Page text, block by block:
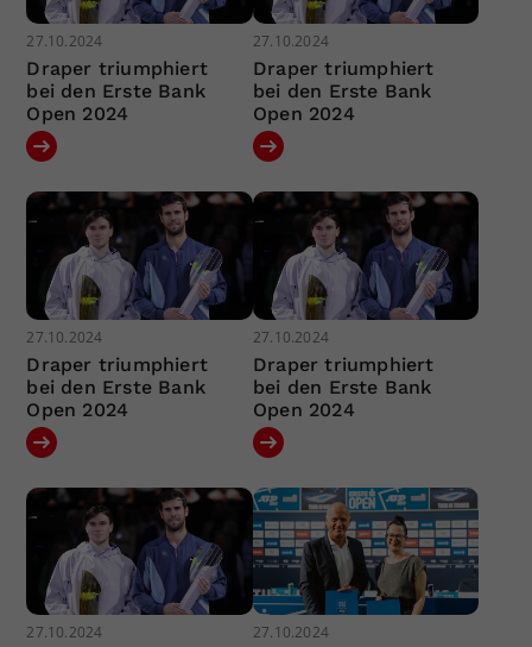
27.10.2024
Draper triumphiert
bei den Erste Bank
Open 2024
27.10.2024
Draper triumphiert
bei den Erste Bank
Open 2024
27.10.2024
Draper triumphiert
bei den Erste Bank
Open 2024
27.10.2024
Draper triumphiert
bei den Erste Bank
Open 2024
27.10.2024 27.10.2024